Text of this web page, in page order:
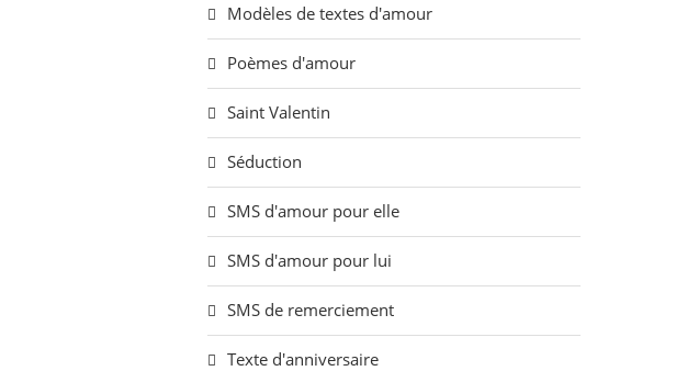
Modèles de textes d'amour
Poèmes d'amour
Saint Valentin
Séduction
SMS d'amour pour elle
SMS d'amour pour lui
SMS de remerciement
Texte d'anniversaire